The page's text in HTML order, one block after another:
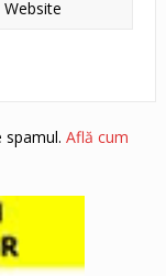
Află cum